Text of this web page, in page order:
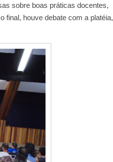
sobre boas práticas docentes,
final, houve debate com a platéia,